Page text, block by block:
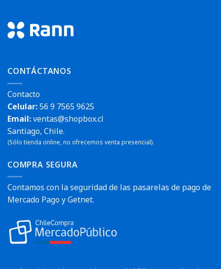
CONTÁCTANOS
Contacto
Celular:56 9 7565 9625
Email:ventas@shopbox.cl
Santiago, Chile.
(Sólo tienda online, no ofrecemos venta presencial).
COMPRA SEGURA
Contamos con la seguridad de las pasarelas de pago de
Mercado Pago y Getnet.